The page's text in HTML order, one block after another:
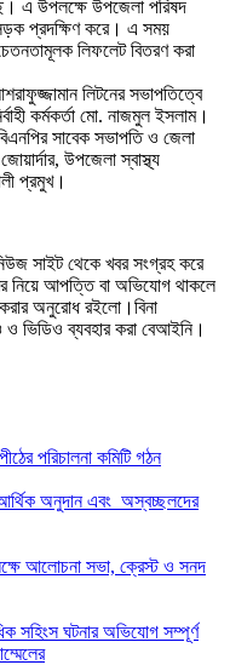
এ উপলক্ষে উপজেলা পরিষদ
প্রদক্ষিণ করে। এ সময়
লিফলেট বিতরণ করা
লিটনের সভাপতিত্বে
কর্মকর্তা মো. নাজমুল ইসলাম।
সাবেক সভাপতি ও জেলা
উপজেলা স্বাস্থ্য
প্রমুখ।
সাইট থেকে খবর সংগ্রহ করে
নিয়ে আপত্তি বা অভিযোগ থাকলে
করার অনুরোধ রইলো।বিনা
ভিডিও ব্যবহার করা বেআইনি।
পরিচালনা কমিটি গঠন
অনুদান এবং অস্বচ্ছলদের
আলোচনা সভা, ক্রেস্ট ও সনদ
সহিংস ঘটনার অভিযোগ সম্পূর্ণ